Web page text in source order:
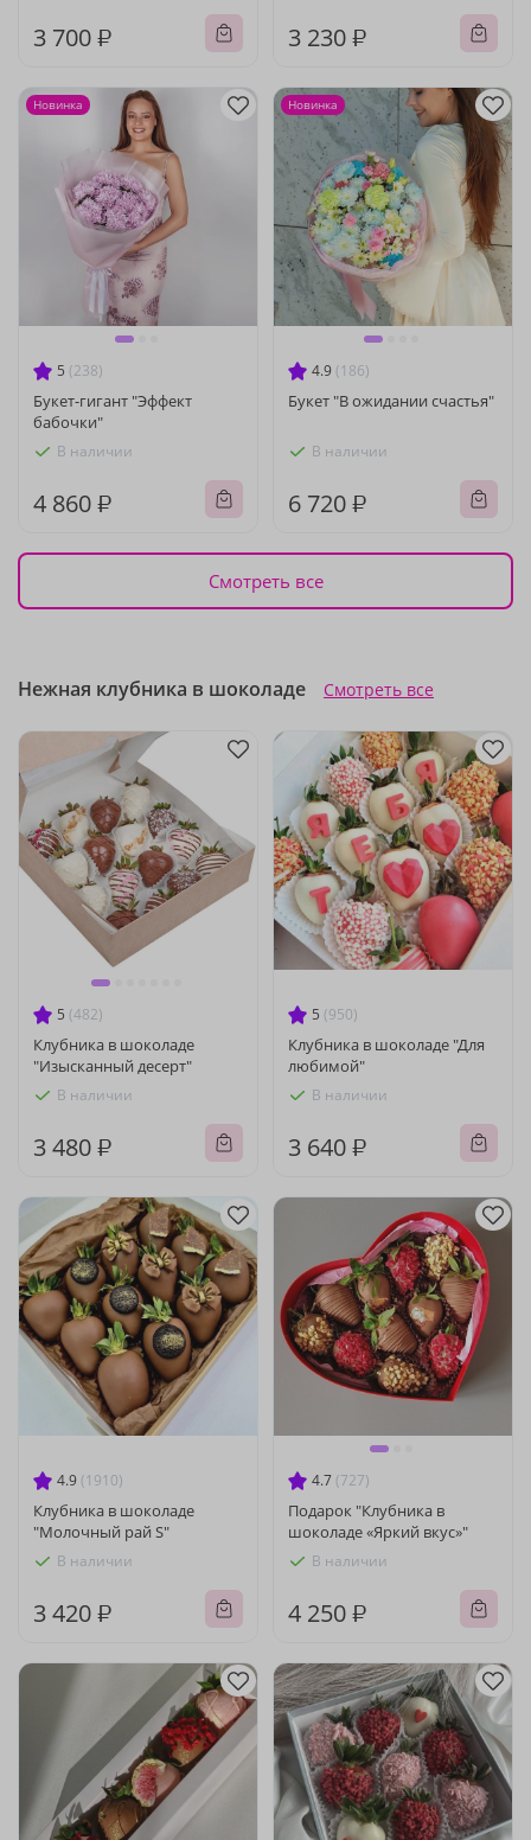
3 700 ₽ 3 230 ₽
5 (238)
Букет-гигант "Эффект
бабочки"
В наличии
4 860 ₽
Новинка
4.9 (186)
Букет "В ожидании счастья"
В наличии
6 720 ₽
Новинка
Смотреть все
Нежная клубника в шоколаде Смотреть все
5 (482)
Клубника в шоколаде
"Изысканный десерт"
В наличии
3 480 ₽
5 (950)
Клубника в шоколаде "Для
любимой"
В наличии
3 640 ₽
4.9 (1910)
Клубника в шоколаде
"Молочный рай S"
В наличии
3 420 ₽
4.7 (727)
Подарок "Клубника в
шоколаде «Яркий вкус»"
В наличии
4 250 ₽